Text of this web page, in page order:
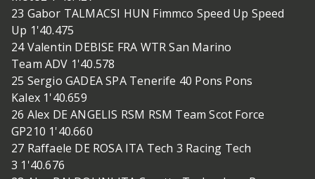
23 Gabor TALMACSI HUN Fimmco Speed Up Speed
Up 1'40.475
24 Valentin DEBISE FRA WTR San Marino
Team ADV 1'40.578
25 Sergio GADEA SPA Tenerife 40 Pons Pons
Kalex 1'40.659
26 Alex DE ANGELIS RSM RSM Team Scot Force
GP210 1'40.660
27 Raffaele DE ROSA ITA Tech 3 Racing Tech
3 1'40.676